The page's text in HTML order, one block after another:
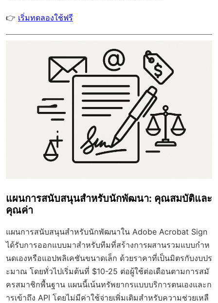
👉 เริ่มทดลองใช้ฟรี
แผนการสนับสนุนสำหรับนักพัฒนา: คุณสมบัติและ
คุณค่า
แผนการสนับสนุนสำหรับนักพัฒนาใน Adobe Acrobat Sign
ได้รับการออกแบบมาสำหรับทีมที่สร้างการผสานรวมแบบกำห
นดเองหรือแอปพลิเคชันขนาดเล็ก ด้วยราคาที่เป็นมิตรกับงบปร
ะมาณ โดยทั่วไปเริ่มต้นที่ $10-25 ต่อผู้ใช้ต่อเดือนตามการสมั
ครสมาชิกพื้นฐาน แผนนี้เน้นทรัพยากรแบบบริการตนเองและก
ารเข้าถึง API โดยไม่มีค่าใช้จ่ายเพิ่มเติมสำหรับความช่วยเหลื